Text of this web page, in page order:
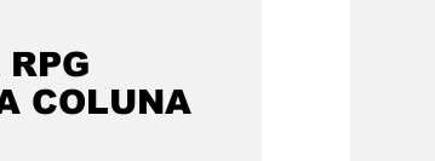
COLUNA